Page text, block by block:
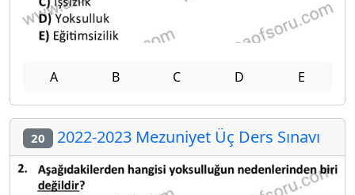
A B C D E
20 2022-2023 Mezuniyet Üç Ders Sınavı